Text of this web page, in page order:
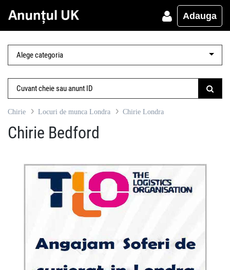
Adauga
Chirie Locuri de munca Londra Chirie Londra
Chirie Bedford